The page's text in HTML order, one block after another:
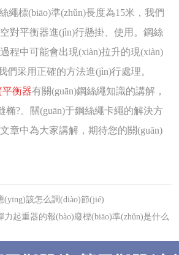
繩標(biāo)準(zhǔn)長度為15米，我們
對平衡器進(jìn)行懸掛、使用。鋼絲
程中可能會出現(xiàn)拉升的現(xiàn)
采用正確的方法進(jìn)行處理。
平衡器有關(guān)鋼絲繩知識的講解，
椭?。關(guān)于鋼絲繩卡繩的解決方
章中為大家講解，期待您的關(guān)
該怎么調(diào)節(jié)
起重器的報(bào)廢標(biāo)準(zhǔn)是什么